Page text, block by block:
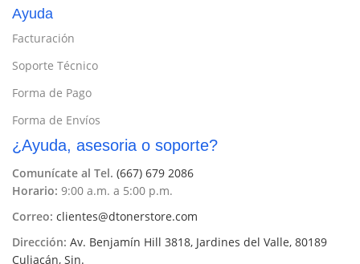
Ayuda
Facturación
Soporte Técnico
Forma de Pago
Forma de Envíos
¿Ayuda, asesoria o soporte?
Comunícate al Tel. (667) 679 2086
Horario: 9:00 a.m. a 5:00 p.m.
Correo: clientes@dtonerstore.com
Dirección: Av. Benjamín Hill 3818, Jardines del Valle, 80189
Culiacán, Sin.